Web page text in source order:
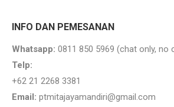
INFO DAN PEMESANAN
Whatsapp: 0811 850 5969 (chat only, no
Telp:
+62 21 2268 3381
Email: ptmitajayamandiri@gmail.com